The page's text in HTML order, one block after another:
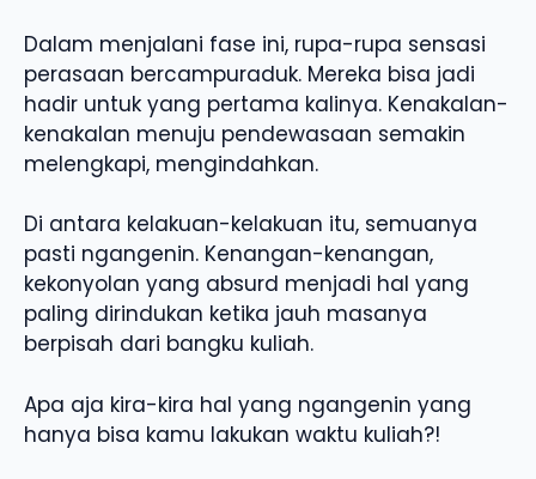
Dalam menjalani fase ini, rupa-rupa sensasi
perasaan bercampuraduk. Mereka bisa jadi
hadir untuk yang pertama kalinya. Kenakalan-
kenakalan menuju pendewasaan semakin
melengkapi, mengindahkan.
Di antara kelakuan-kelakuan itu, semuanya
pasti ngangenin. Kenangan-kenangan,
kekonyolan yang absurd menjadi hal yang
paling dirindukan ketika jauh masanya
berpisah dari bangku kuliah.
Apa aja kira-kira hal yang ngangenin yang
hanya bisa kamu lakukan waktu kuliah?!